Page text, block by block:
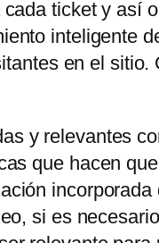
ticket y así
inteligente
en el
y relevantes
que hacen
si es